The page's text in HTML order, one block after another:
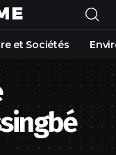
et Sociétés